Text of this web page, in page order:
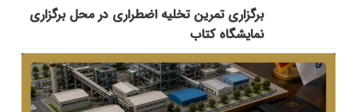
برگزاری تمرین تخلیه اضطراری در محل برگزاری
نمایشگاه کتاب